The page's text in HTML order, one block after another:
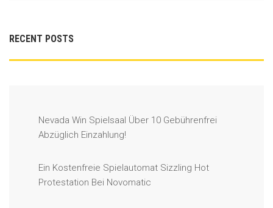
RECENT POSTS
Nevada Win Spielsaal Über 10 Gebührenfrei
Abzüglich Einzahlung!
Ein Kostenfreie Spielautomat Sizzling Hot
Protestation Bei Novomatic